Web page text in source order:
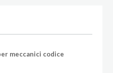
meccanici codice